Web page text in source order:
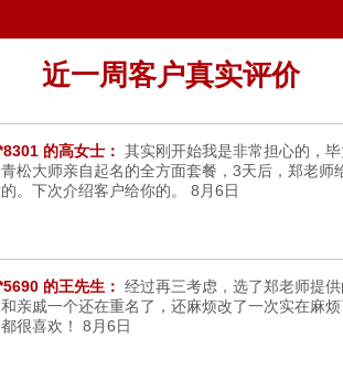
近一周客户真实评价
的高女士：其实刚开始我是非常担心的，
松大师亲自起名的全方面套餐，3天后，郑老师
。下次介绍客户给你的。8月6日
的王先生：经过再三考虑，选了郑老师提
亲戚一个还在重名了，还麻烦改了一次实在麻
很喜欢！8月6日